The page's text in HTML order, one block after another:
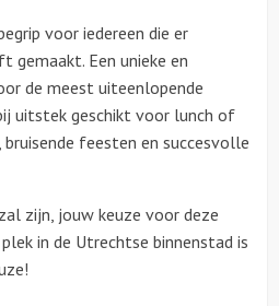
voor iedereen die er
gemaakt. Een unieke en
de meest uiteenlopende
uitstek geschikt voor lunch of
feesten en succesvolle
zijn, jouw keuze voor deze
in de Utrechtse binnenstad is